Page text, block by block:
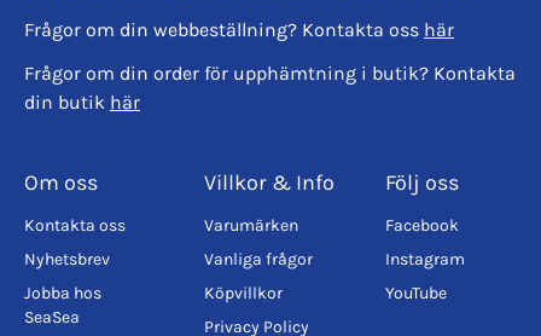
Frågor om din webbeställning? Kontakta oss här
Frågor om din order för upphämtning i butik? Kontakta
din butik här
Om oss
Kontakta oss
Nyhetsbrev
Jobba hos
SeaSea
Villkor & Info
Varumärken
Vanliga frågor
Köpvillkor
Privacy Policy
Följ oss
Facebook
Instagram
YouTube